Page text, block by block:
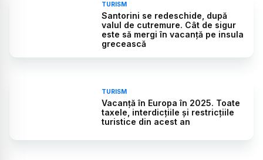
TURISM
Santorini se redeschide, după
valul de cutremure. Cât de sigur
este să mergi în vacanță pe insula
grecească
TURISM
Vacanță în Europa în 2025. Toate
taxele, interdicțiile și restricțiile
turistice din acest an